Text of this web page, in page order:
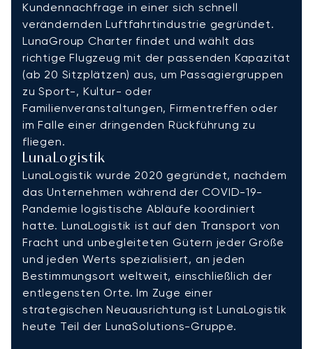
Kundennachfrage in einer sich schnell
verändernden Luftfahrtindustrie gegründet.
LunaGroup Charter findet und wählt das
richtige Flugzeug mit der passenden Kapazität
(ab 20 Sitzplätzen) aus, um Passagiergruppen
zu Sport-, Kultur- oder
Familienveranstaltungen, Firmentreffen oder
im Falle einer dringenden Rückführung zu
fliegen.
LunaLogistik
LunaLogistik wurde 2020 gegründet, nachdem
das Unternehmen während der COVID-19-
Pandemie logistische Abläufe koordiniert
hatte. LunaLogistik ist auf den Transport von
Fracht und unbegleiteten Gütern jeder Größe
und jeden Werts spezialisiert, an jeden
Bestimmungsort weltweit, einschließlich der
entlegensten Orte. Im Zuge einer
strategischen Neuausrichtung ist LunaLogistik
heute Teil der LunaSolutions-Gruppe.